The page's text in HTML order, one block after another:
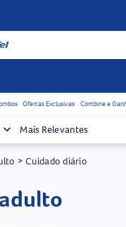
Acessos
Ofertas Exclusivas Combine e
keyboard_arrow_down Mais Relevantes
> Cuidado diário